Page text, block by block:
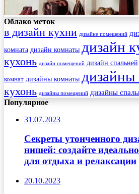
Облако меток
в дизайн кухни дизайне помещений
комната дизайн комнаты дизайн
кухонь дизайн помещений дизайн спальней
комнат дизайны комнаты дизайны
кухонь дизайны помещений дизайны
Популярное
31.07.2023
Секреты утонченного
нишей: создайте
для отдыха и релаксации
20.10.2023